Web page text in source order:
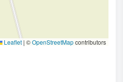
Leaflet | ©OpenStreetMapcontributors